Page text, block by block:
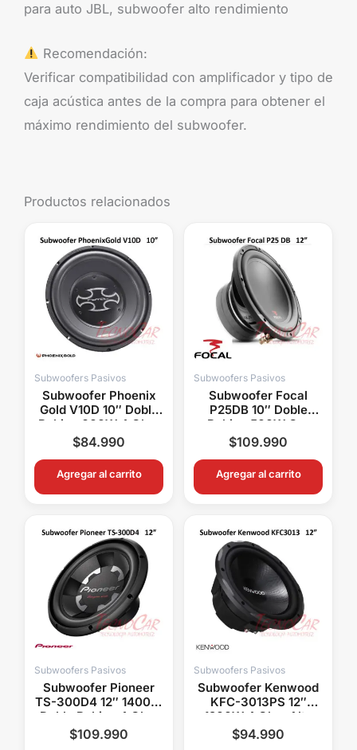
para auto JBL, subwoofer alto rendimiento
Recomendación:
Verificar compatibilidad con amplificador y tipo de
caja acústica antes de la compra para obtener el
máximo rendimiento del subwoofer.
Productos relacionados
Subwoofers Pasivos
Subwoofer Phoenix
Gold V10D 10″ Doble
Bobina 600W 4 Ohm
Ryval Car Audio
$84.990
Agregar al carrito
Subwoofers Pasivos
Subwoofer Focal
P25DB 10″ Doble
Bobina 500W Car
Audio Alta Fidelidad
$109.990
Agregar al carrito
Subwoofers Pasivos
Subwoofer Pioneer
TS-300D4 12″ 1400W
Doble Bobina 4 Ohm
Alto Rendimiento
$109.990
Subwoofers Pasivos
Subwoofer Kenwood
KFC-3013PS 12″
1200W 4 Ohm Alto
Rendimiento Car
$94.990